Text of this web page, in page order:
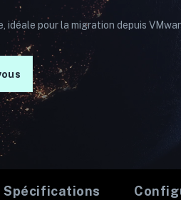
pour la migration depuis
Spécifications